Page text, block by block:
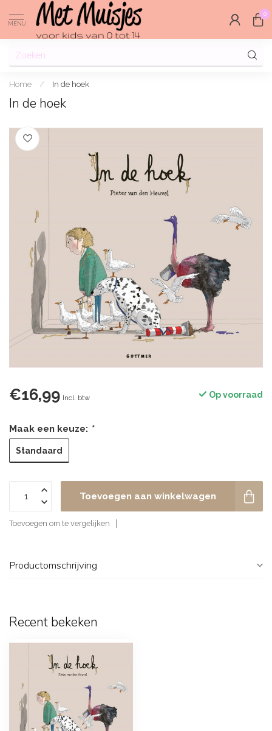
MENU
0
Home / In de hoek
In de hoek
€16,99 Incl. btw Op voorraad
Maak een keuze: *
Standaard
Toevoegen aan winkelwagen
Toevoegen om te vergelijken
Productomschrijving
Recent bekeken